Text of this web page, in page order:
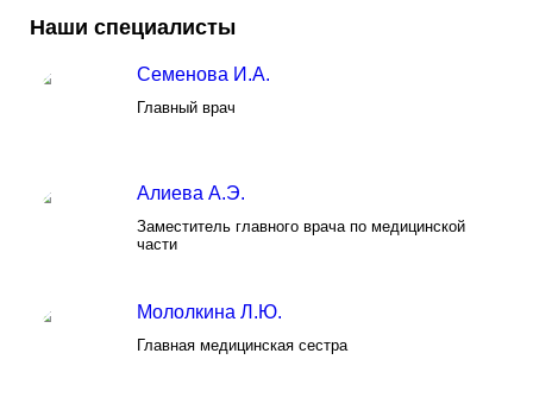
Наши специалисты
Семенова И.А.
Главный врач
Алиева А.Э.
Заместитель главного врача по медицинской
части
Мололкина Л.Ю.
Главная медицинская сестра